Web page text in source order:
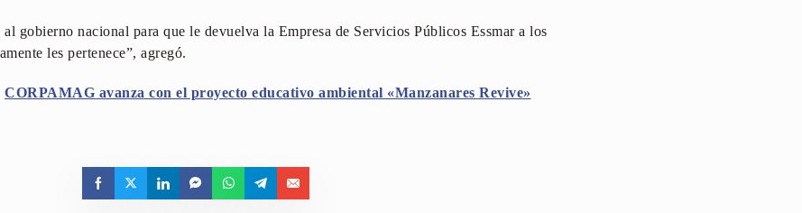
gobierno nacional para que le devuelva la Empresa de Servicios Públicos Essmar a los
les pertenece”, agregó.
CORPAMAG avanza con el proyecto educativo ambiental «Manzanares Revive»